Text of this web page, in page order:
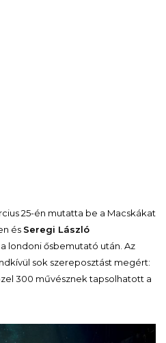
25-én mutatta be a Macskákat
és Seregi László
londoni ősbemutató után. Az
sok szereposztást megért:
300 művésznek tapsolhatott a